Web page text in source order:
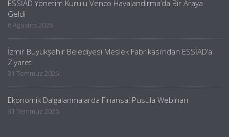
ESSİAD Yönetim Kurulu Venco Havalandırma’da Bir Araya
Geldi
6 Ağustos 2026
İzmir Büyükşehir Belediyesi Meslek Fabrikası’ndan ESSİAD’a
Ziyaret
31 Temmuz 2026
Ekonomik Dalgalanmalarda Finansal Pusula Webinarı
31 Temmuz 2026